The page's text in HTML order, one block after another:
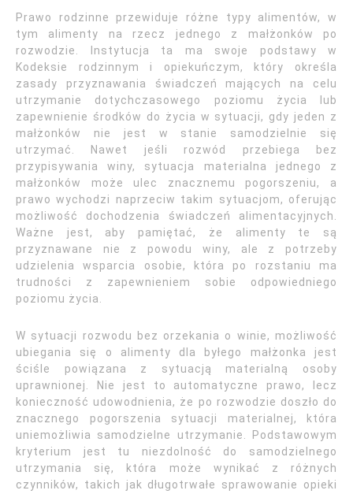
Prawo rodzinne przewiduje różne typy alimentów, w
tym alimenty na rzecz jednego z małżonków po
rozwodzie. Instytucja ta ma swoje podstawy w
Kodeksie rodzinnym i opiekuńczym, który określa
zasady przyznawania świadczeń mających na celu
utrzymanie dotychczasowego poziomu życia lub
zapewnienie środków do życia w sytuacji, gdy jeden z
małżonków nie jest w stanie samodzielnie się
utrzymać. Nawet jeśli rozwód przebiega bez
przypisywania winy, sytuacja materialna jednego z
małżonków może ulec znacznemu pogorszeniu, a
prawo wychodzi naprzeciw takim sytuacjom, oferując
możliwość dochodzenia świadczeń alimentacyjnych.
Ważne jest, aby pamiętać, że alimenty te są
przyznawane nie z powodu winy, ale z potrzeby
udzielenia wsparcia osobie, która po rozstaniu ma
trudności z zapewnieniem sobie odpowiedniego
poziomu życia.
W sytuacji rozwodu bez orzekania o winie, możliwość
ubiegania się o alimenty dla byłego małżonka jest
ściśle powiązana z sytuacją materialną osoby
uprawnionej. Nie jest to automatyczne prawo, lecz
konieczność udowodnienia, że po rozwodzie doszło do
znacznego pogorszenia sytuacji materialnej, która
uniemożliwia samodzielne utrzymanie. Podstawowym
kryterium jest tu niezdolność do samodzielnego
utrzymania się, która może wynikać z różnych
czynników, takich jak długotrwałe sprawowanie opieki